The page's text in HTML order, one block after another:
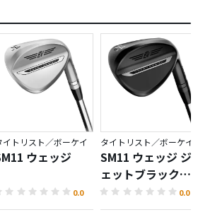
が、ＳＭ７あと１〜２ｇヘッドが
トにはビタッと合うのでしょう
ルファーの私には正直重い！
ボーケイ
イトリスト／ボーケイ
ウェッジ
0.0
タイトリスト／ボーケイ
SM11 ウェッジ ジ
ェットブラック仕
上げ
0.0